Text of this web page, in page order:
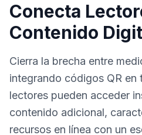
Conecta
Contenido
Cierra la brecha entre
integrando códigos QR en
lectores pueden acceder
contenido adicional,
recursos en línea con un